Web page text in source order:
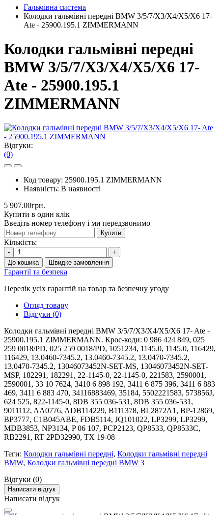
Гальмівна система
Колодки гальмівні передні BMW 3/5/7/X3/X4/X5/X6 17-
Ate - 25900.195.1 ZIMMERMANN
Колодки гальмівні передні
BMW 3/5/7/X3/X4/X5/X6 17-
Ate - 25900.195.1
ZIMMERMANN
Відгуки:
(0)
Код товару: 25900.195.1 ZIMMERMANN
Наявність: В наявності
5 907.00грн.
Купити в один клік
Введіть номер телефону і ми передзвонимо
Купити
Кількість:
-
+
До кошика
Швидке замовлення
Гарантії та безпека
Перелік усіх гарантій на товар та безпечну угоду
Огляд товару
Відгуки (0)
Колодки гальмівні передні BMW 3/5/7/X3/X4/X5/X6 17- Ate -
25900.195.1 ZIMMERMANN. Крос-коди: 0 986 424 849, 025
259 0018/PD, 025 259 0018/PD, 1051234, 1145.0, 1145.0, 116429,
116429, 13.0460-7345.2, 13.0460-7345.2, 13.0470-7345.2,
13.0470-7345.2, 13046073452N-SET-MS, 13046073452N-SET-
MSP, 182291, 182291, 22-1145-0, 22-1145-0, 221583, 2590001,
2590001, 33 10 7624, 3410 6 898 192, 3411 6 875 396, 3411 6 883
469, 3411 6 883 470, 34116883469, 35184, 5502221583, 573856J,
624 525, 822-1145-0, 8DB 355 036-531, 8DB 355 036-531,
9011112, AA0776, ADB114229, B111378, BL2872A1, BP-12869,
BP3777, C1B045ABE, FDB5114, JQ101022, LP3299, LP3299,
MDB3853, NP3134, P 06 107, PCP2123, QP8533, QP8533C,
RB2291, RT 2PD32990, TX 19-08
Теги: Колодки гальмівні передні, Колодки гальмівні передні
BMW, Колодки гальмівні передні BMW 3
Відгуки (0)
Написати відгук
Написати відгук